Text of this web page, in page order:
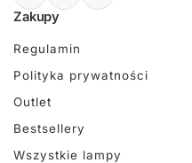
Zakupy
Regulamin
Polityka prywatności
Outlet
Bestsellery
Wszystkie lampy